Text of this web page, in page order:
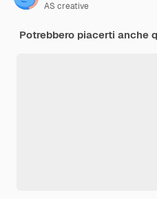
AS creative
Potrebbero piacerti anche